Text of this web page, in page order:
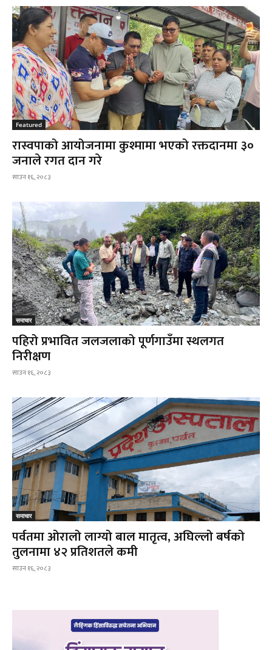
Featured
रास्वपाको आयोजनामा कुश्मामा भएको रक्तदानमा ३०
जनाले रगत दान गरे
साउन १६, २०८३
समाचार
पहिरो प्रभावित जलजलाको पूर्णगाउँमा स्थलगत
निरीक्षण
साउन १६, २०८३
समाचार
पर्वतमा ओरालो लाग्यो बाल मातृत्व, अघिल्लो बर्षको
तुलनामा ४२ प्रतिशतले कमी
साउन १६, २०८३